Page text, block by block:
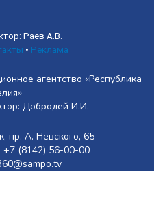
Раев А.В.
• Реклама
агентство «Республика
Добродей И.И.
пр. А. Невского, 65
(8142) 56-00-00